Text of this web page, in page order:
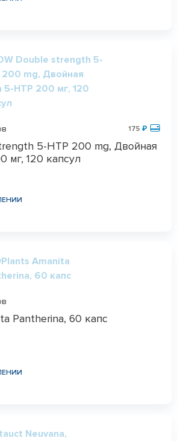
175 ₽
5-HTP 200 mg, Двойная
мг, 120 капсул
Pantherina, 60 капс